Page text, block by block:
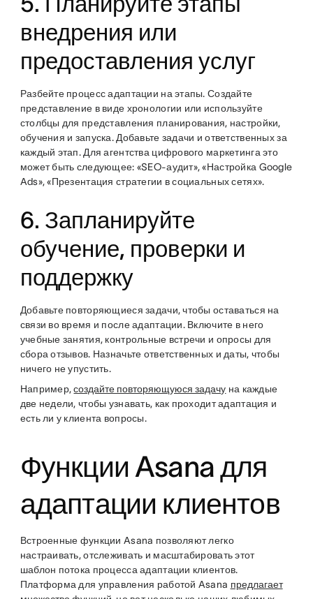
внедрения или
предоставления услуг
Разбейте процесс адаптации на этапы. Создайте
представление в виде хронологии или используйте
столбцы для представления планирования, настройки,
обучения и запуска. Добавьте задачи и ответственных за
каждый этап. Для агентства цифрового маркетинга это
может быть следующее: «SEO-аудит», «Настройка Google
Ads», «Презентация стратегии в социальных сетях».
6. Запланируйте
обучение, проверки и
поддержку
Добавьте повторяющиеся задачи, чтобы оставаться на
связи во время и после адаптации. Включите в него
учебные занятия, контрольные встречи и опросы для
сбора отзывов. Назначьте ответственных и даты, чтобы
ничего не упустить.
Например,создайте повторяющуюся задачу на каждые
две недели, чтобы узнавать, как проходит адаптация и
есть ли у клиента вопросы.
Функции Asana для
адаптации клиентов
Встроенные функции Asana позволяют легко
настраивать, отслеживать и масштабировать этот
шаблон потока процесса адаптации клиентов.
Платформа для управления работой Asana предлагает